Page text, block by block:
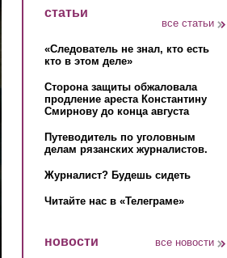
статьи
все статьи
«Следователь не знал, кто есть
кто в этом деле»
Сторона защиты обжаловала
продление ареста Константину
Смирнову до конца августа
Путеводитель по уголовным
делам рязанских журналистов.
Журналист? Будешь сидеть
Читайте нас в «Телеграме»
новости все новости